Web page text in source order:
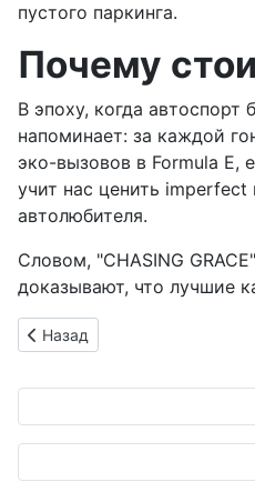
пустого паркинга.
Почему
В эпоху, когда
напоминает: за каждой
эко-вызовов в Formula
учит нас ценить
автолюбителя.
Словом, "CHASING
доказывают, что лучшие
Предыдущий: Классический
Назад